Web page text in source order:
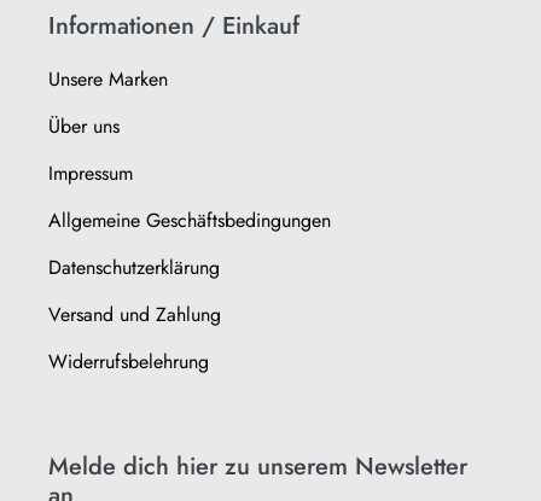
Informationen / Einkauf
Unsere Marken
Über uns
Impressum
Allgemeine Geschäftsbedingungen
Datenschutzerklärung
Versand und Zahlung
Widerrufsbelehrung
Melde dich hier zu unserem Newsletter